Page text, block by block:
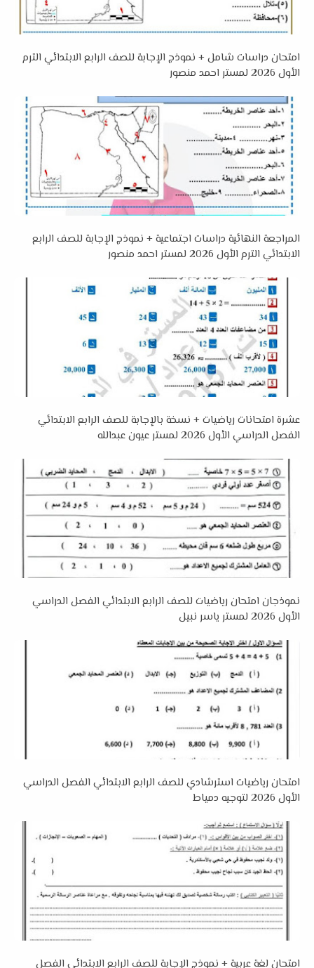
امتحان دراسات شامل + نموذج الإجابة للصف الرابع الابتدائي الترم
الأول 2026 لمستر احمد منصور
المراجعة النهائية دراسات اجتماعية + نموذج الإجابة للصف الرابع
الابتدائي الترم الأول 2026 لمستر احمد منصور
عشرة امتحانات رياضيات + نسخة بالإجابة للصف الرابع الابتدائي
الفصل الدراسي الأول 2026 لمستر عيون عبدالله
نموذجان امتحان رياضيات للصف الرابع الابتدائي الفصل الدراسي
الأول 2026 لمستر ياسر نبيل
امتحان رياضيات استرشادي للصف الرابع الابتدائي الفصل الدراسي
الأول 2026 لتوجيه دمياط
امتحان لغة عربية + نموذج الإجابة للصف الرابع الابتدائي الفصل